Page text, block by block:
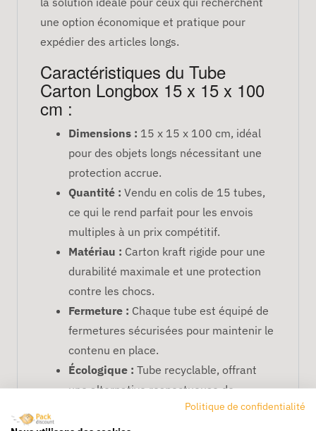
une option économique et pratique pour
expédier des articles longs.
Caractéristiques du Tube
Carton Longbox 15 x 15 x 100
cm :
Dimensions : 15 x 15 x 100 cm, idéal
pour des objets longs nécessitant une
protection accrue.
Quantité : Vendu en colis de 15 tubes,
ce qui le rend parfait pour les envois
multiples à un prix compétitif.
Matériau : Carton kraft rigide pour une
durabilité maximale et une protection
contre les chocs.
Fermeture : Chaque tube est équipé de
fermetures sécurisées pour maintenir le
contenu en place.
Écologique : Tube recyclable, offrant
une alternative respectueuse de
l'environnement pour vos besoinsPolitique de confidentialité